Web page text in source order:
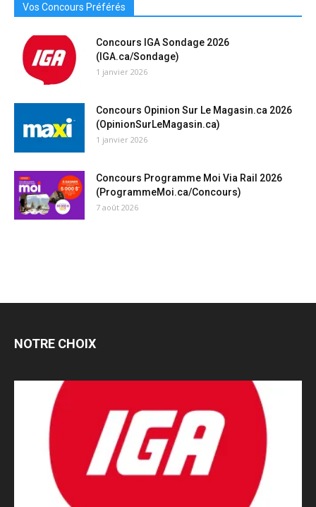
Vos Concours Préférés
Concours IGA Sondage 2026
(IGA.ca/Sondage)
1 janvier 2026
Concours Opinion Sur Le Magasin.ca 2026
(OpinionSurLeMagasin.ca)
1 janvier 2026
Concours Programme Moi Via Rail 2026
(ProgrammeMoi.ca/Concours)
7 août 2026
NOTRE CHOIX